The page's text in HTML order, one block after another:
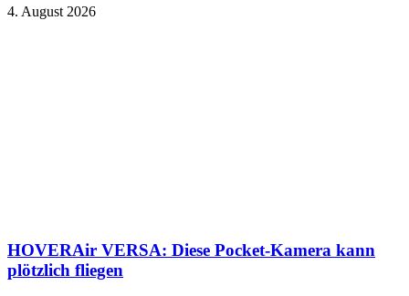
4. August 2026
HOVERAir VERSA: Diese Pocket-Kamera kann
plötzlich fliegen